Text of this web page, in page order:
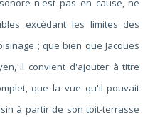
n'est pas en cause, ne
excédant les limites des
; que bien que Jacques
il convient d'ajouter à titre
que la vue qu'il pouvait
à partir de son toit-terrasse